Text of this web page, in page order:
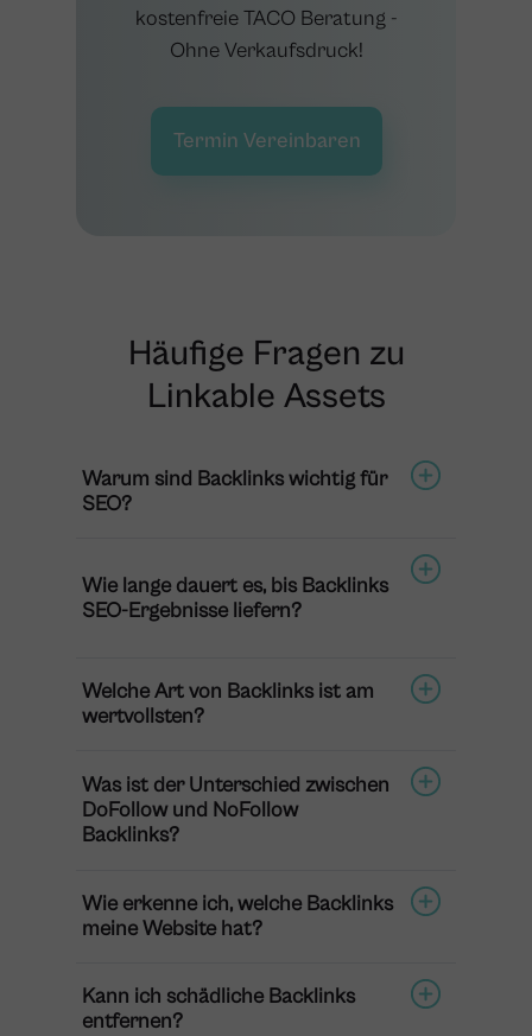
kostenfreie TACO Beratung -
Ohne Verkaufsdruck!
Termin Vereinbaren
Häufige Fragen zu
Linkable Assets
Warum sind Backlinks wichtig für
SEO?
Wie lange dauert es, bis Backlinks
SEO-Ergebnisse liefern?
Welche Art von Backlinks ist am
wertvollsten?
Was ist der Unterschied zwischen
DoFollow und NoFollow
Backlinks?
Wie erkenne ich, welche Backlinks
meine Website hat?
Kann ich schädliche Backlinks
entfernen?